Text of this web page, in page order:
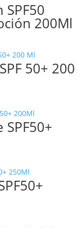
200Ml
50+ 200
SPF50+